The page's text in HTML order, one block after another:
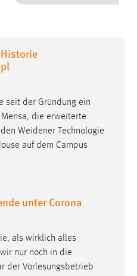
seit der Gründung ein
die erweiterte
Weidener Technologie
auf dem Campus
unter Corona
als wirklich alles
nur noch in die
der Vorlesungsbetrieb
wird in diesem Cookie
ist.
Sprache der Website.